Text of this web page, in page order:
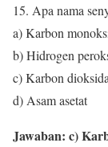
15. Apa nama
a) Karbon
b) Hidrogen
c) Karbon dioksida
d) Asam asetat
Jawaban: c)